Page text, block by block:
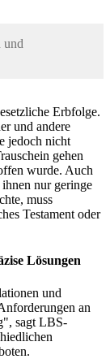
und
Erbfolge.
und andere
jedoch nicht
gehen
wurde. Auch
nur geringe
muss
Testament oder
Lösungen
und
an
sagt LBS-